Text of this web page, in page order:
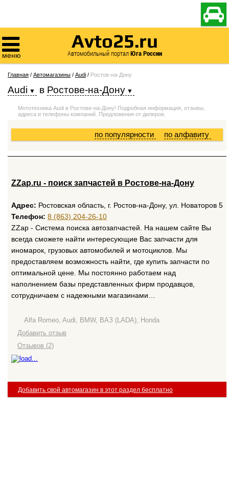


меню
Avto25.ru
Автомобильный порталЮга России
Главная / Автомагазины / Audi / Ростов-на-Дону
Audi в Ростове-на-Дону
Мототехника Audi в Ростове-на-Дону! Подробная информация, отзывы,
адреса и телефоны компаний. Предложения от дилеров.
по алфавиту
по популярности
ZZap.ru - поиск запчастей в Ростове-на-Дону
Адрес: Ростовская область, г. Ростов-на-Дону, ул. Новаторов 5
Телефон: 8 (863) 204-26-10
ZZap - Система поиска автозапчастей. На нашем сайте Вы
всегда сможете найти интересующие Вас запчасти для
иномарок, грузовых автомобилей и мотоциклов. Мы
предоставляем возможность найти, где купить запчасти по
оптимальной цене. Мы постоянно работаем над
наполнением базы представленных фирм продавцов,
сотрудничаем с надежными магазинами…
Alfa Romeo, Audi, BMW, ВАЗ (LADA), Honda
Добавить отзыв
Отзывов (2)
Добавить свой автомагазин в этот раздел бесплатно